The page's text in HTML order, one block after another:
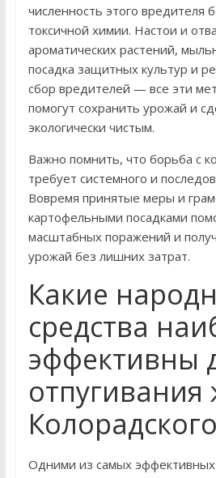
численность этого вредителя
токсичной химии. Настои и
ароматических растений,
посадка защитных культур и
сбор вредителей — все эти
помогут сохранить урожай и
экологически чистым.
Важно помнить, что борьба с
требует системного и
Вовремя принятые меры и
картофельными посадками
масштабных поражений и
урожай без лишних затрат.
Какие
средства
эффективны
отпугивания
Одними из самых